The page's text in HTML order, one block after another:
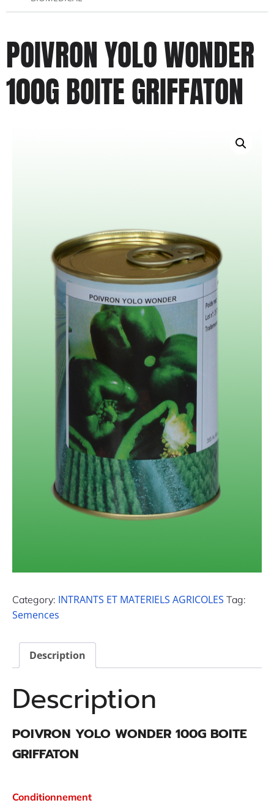
POIVRON YOLO WONDER
100G BOITE GRIFFATON
Category: INTRANTS ET MATERIELS AGRICOLES Tag:
Semences
Description
Description
POIVRON YOLO WONDER 100G BOITE
GRIFFATON
Conditionnement